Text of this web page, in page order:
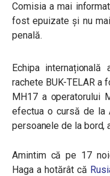
Comisia a mai
fost epuizate și nu
penală.
Echipa
rachete BUK-TELAR a
MH17 a operatorului
efectua o cursă de la
persoanele de la bord,
Amintim că pe 17
Haga a hotărât că